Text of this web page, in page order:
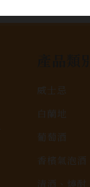
威士忌
白蘭地
葡萄酒
香檳氣泡酒
清酒、燒酎